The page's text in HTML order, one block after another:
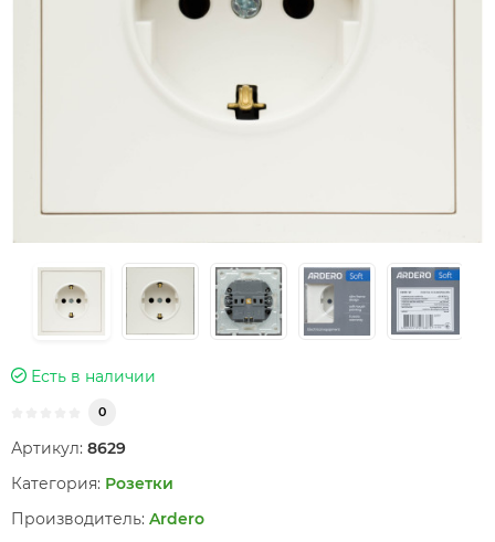
Есть в наличии
0
Артикул: 8629
Категория: Розетки
Производитель: Ardero